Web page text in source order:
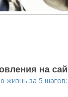
на
жизнь за 5 шагов: